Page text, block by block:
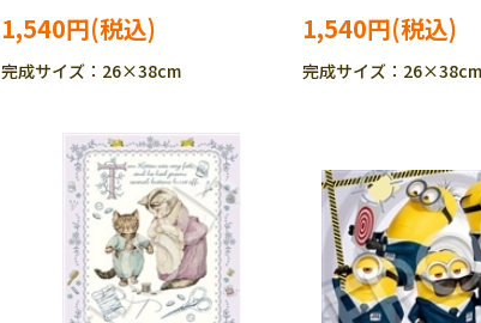
1,540円
完成サイズ：26×38cm
1,540円
完成サイズ：26×38cm